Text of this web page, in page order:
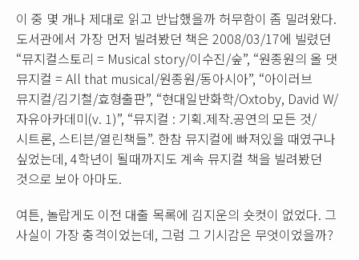
이 중 몇 개나 제대로 읽고 반납했을까 허무함이 좀 밀려왔다.
도서관에서 가장 먼저 빌려봤던 책은 2008/03/17에 빌렸던
“뮤지컬스토리 = Musical story/이수진/숲”, “원종원의 올 댓
뮤지컬 = All that musical/원종원/동아시아”, “아이러브
뮤지컬/김기철/효형출판”, “현대일반화학/Oxtoby, David W/
자유아카데미(v. 1)”, “뮤지컬 : 기획.제작.공연의 모든 것/
시트론, 스티븐/열린책들”. 한참 뮤지컬에 빠져있을 때였구나
싶었는데, 4학년이 될때까지도 계속 뮤지컬 책을 빌려봤던
것으로 보아 아마도.
여튼, 놀랍게도 이전 대출 목록에 김지운의 숏컷이 없었다. 그
사실이 가장 충격이었는데, 그럼 그 기시감은 무엇이었을까?